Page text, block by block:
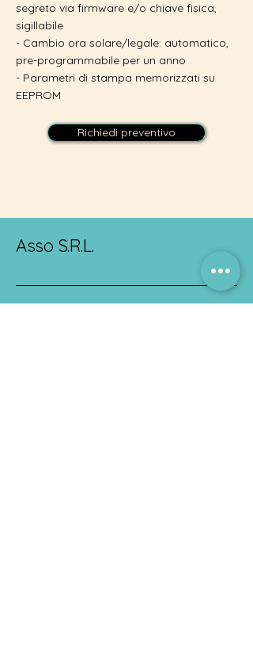
segreto via firmware e/o chiave fisica,
sigillabile
- Cambio ora solare/legale: automatico,
pre-programmabile per un anno
- Parametri di stampa memorizzati su
EEPROM
Richiedi preventivo
Asso S.R.L.